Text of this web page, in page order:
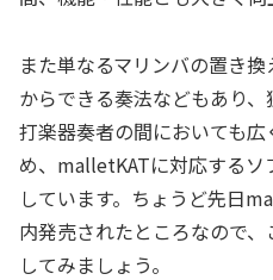
また単なるマリンバの置き
からできる奏法などもあり、
打楽器奏者の間においても
め、malletKATに対応するソ
しています。ちょうど先日
内発売されたところなので
してみましょう。